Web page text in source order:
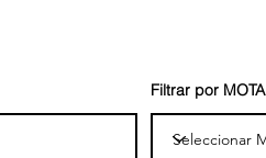
Filtrar por MOTA